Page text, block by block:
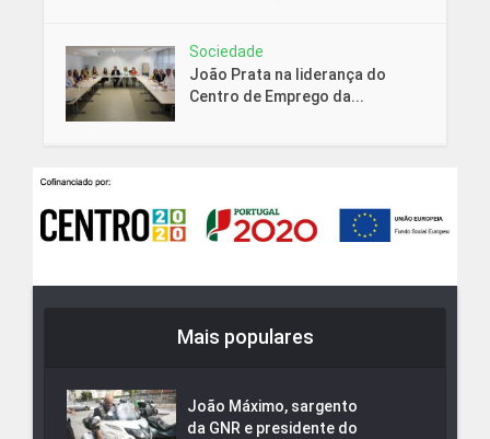
Sociedade
João Prata na liderança do
Centro de Emprego da...
Mais populares
João Máximo, sargento
da GNR e presidente do